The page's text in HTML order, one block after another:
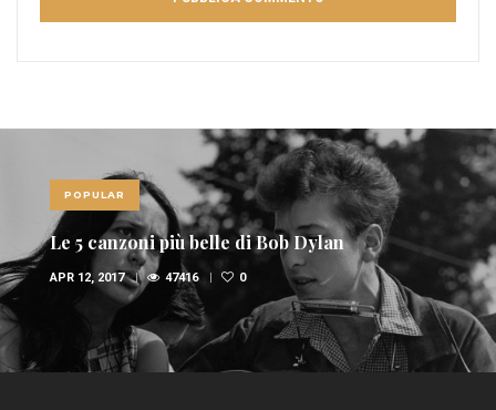
POPULAR
Le 5 canzoni più belle di Bob Dylan
APR 12, 2017 47416 0